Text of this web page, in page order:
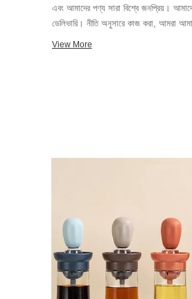
এবং আমাদের পণ্য সারা বিশ্বে জনপ্রিয়। আমাদের নীতি হল সর্বদা গ্রাহক প্রথম, উচ্চ মানের, সর্বোত্তম পরিষেবা সহ আরও ভাল মূল্য এবং যথাসময়ে
ডেলিভারি। নীতি অনুসারে কাজ করা, আমরা
আমেরিকা, ইউরোপ, মধ্যপ্রদেশে খুব ভাল বিক্রি হয় পূর্ব এবং অন্যান্য দেশ। অন্যথায়, একটি
View More